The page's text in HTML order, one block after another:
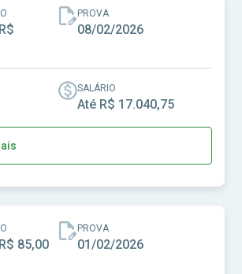
PROVA
08/02/2026
SALÁRIO
Até R$ 17.040,75
85,00
PROVA
01/02/2026